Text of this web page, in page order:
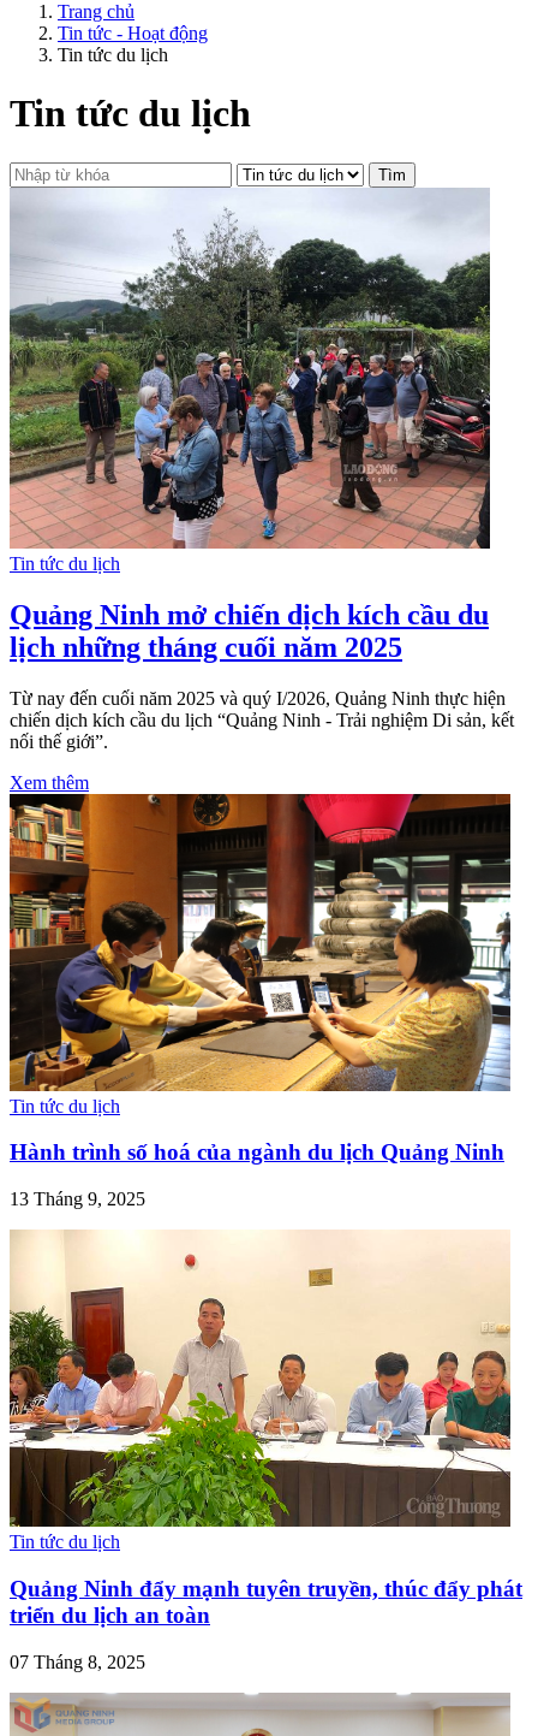
Trang chủ
Tin tức - Hoạt động
Tin tức du lịch
Tin tức du lịch
Tìm
Tin tức du lịch
Quảng Ninh mở chiến dịch kích cầu du
lịch những tháng cuối năm 2025
Từ nay đến cuối năm 2025 và quý I/2026, Quảng Ninh thực hiện
chiến dịch kích cầu du lịch “Quảng Ninh - Trải nghiệm Di sản, kết
nối thế giới”.
Xem thêm
Tin tức du lịch
Hành trình số hoá của ngành du lịch Quảng Ninh
13 Tháng 9, 2025
Tin tức du lịch
Quảng Ninh đẩy mạnh tuyên truyền, thúc đẩy phát
triển du lịch an toàn
07 Tháng 8, 2025